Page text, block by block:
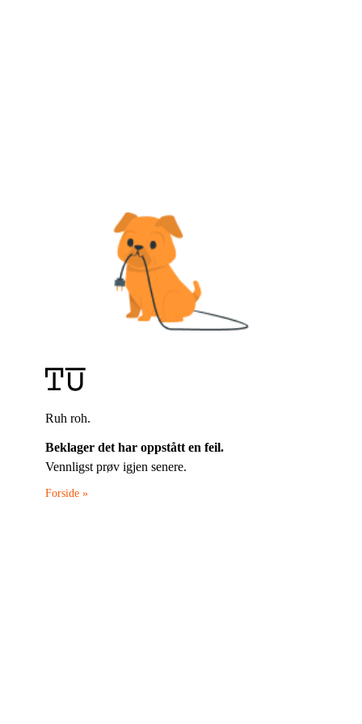
Ruh roh.
Beklager det har oppstått en feil.
Vennligst prøv igjen senere.
Forside »